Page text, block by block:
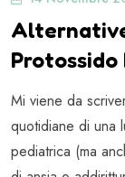
Protossido
Mi viene da
quotidiane di una
pediatrica (ma